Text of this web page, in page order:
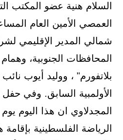
السلام هنية عضو المكتب
العمصي الأمين العام
شمالي المدير الإقليمي
المحافظات الجنوبية،
بلاتفورم" ، ووليد أيوب
الأولمبية السابق. وفي
المجدلاوي ان هذا اليوم
الرياضة الفلسطينية